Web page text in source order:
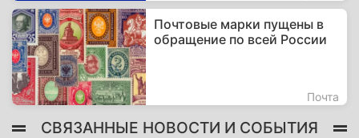
Почтовые марки пущены в
обращение по всей России
Почта
СВЯЗАННЫЕ НОВОСТИ И СОБЫТИЯ